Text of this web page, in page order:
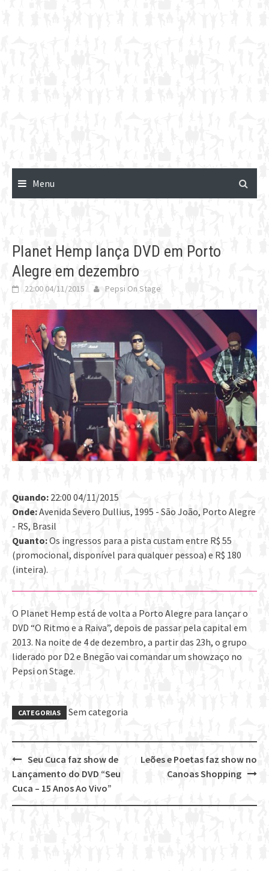
Menu
Planet Hemp lança DVD em Porto
Alegre em dezembro
22:00 04/11/2015 Pepsi On Stage
Quando: 22:00 04/11/2015
Onde:Avenida Severo Dullius, 1995 - São João, Porto Alegre
- RS, Brasil
Quanto:Os ingressos para a pista custam entre R$ 55
(promocional, disponível para qualquer pessoa) e R$ 180
(inteira).
O Planet Hemp está de volta a Porto Alegre para lançar o
DVD “O Ritmo e a Raiva”, depois de passar pela capital em
2013. Na noite de 4 de dezembro, a partir das 23h, o grupo
liderado por D2 e Bnegão vai comandar um showzaço no
Pepsi on Stage.
CATEGORIAS Sem categoria
Post
navigation
Leões e Poetas faz show no
Canoas Shopping
Seu Cuca faz show de
Lançamento do DVD “Seu
Cuca – 15 Anos Ao Vivo”